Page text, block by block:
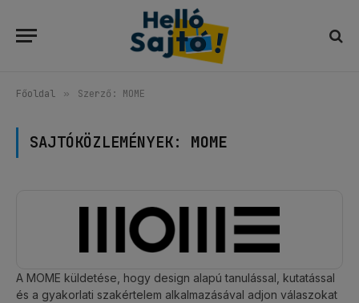
Főoldal » Szerző: MOME
SAJTÓKÖZLEMÉNYEK: MOME
A MOME küldetése, hogy design alapú tanulással, kutatással
és a gyakorlati szakértelem alkalmazásával adjon válaszokat